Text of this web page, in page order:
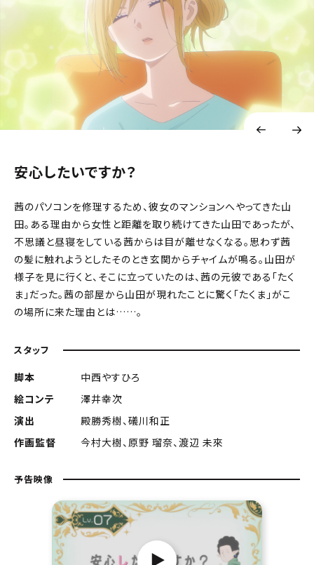
安心したいですか？
茜のパソコンを修理するため、彼女のマンションへやってきた山
田。ある理由から女性と距離を取り続けてきた山田であったが、
不思議と昼寝をしている茜からは目が離せなくなる。思わず茜
の髪に触れようとしたそのとき――玄関からチャイムが鳴る。山田が
様子を見に行くと、そこに立っていたのは、茜の元彼である「たく
ま」だった。茜の部屋から山田が現れたことに驚く「たくま」がこ
の場所に来た理由とは……。
スタッフ
脚本
中西やすひろ
絵コンテ
澤井幸次
演出
殿勝秀樹、礒川和正
作画監督
今村大樹、原野 瑠奈、渡辺 未來
予告映像